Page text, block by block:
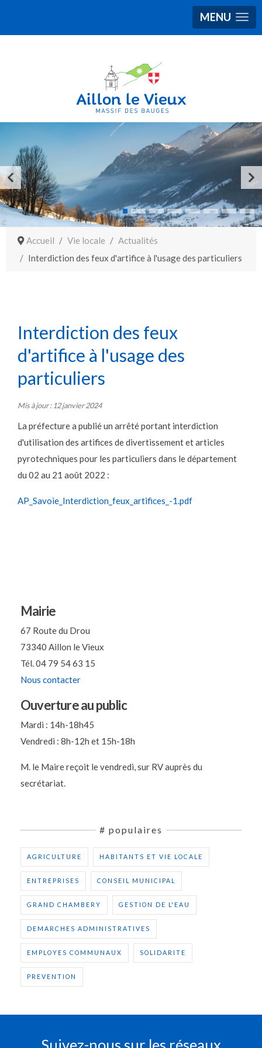
MENU
Accueil Vie locale
Actualités
Interdiction des feux d'artifice à l'usage des particuliers
Mairie
67 Route du Drou
73340 Aillon le Vieux
Tél. 04 79 54 63 15
Nous contacter
Ouverture au public
Mardi : 14h-18h45
Vendredi : 8h-12h et 15h-18h
M. le Maire reçoit le vendredi, sur RV auprès du
secrétariat.
# populaires
AGRICULTURE HABITANTS ET VIE LOCALE
ENTREPRISES CONSEIL MUNICIPAL
GRAND CHAMBERY GESTION DE L'EAU
DEMARCHES ADMINISTRATIVES
EMPLOYES COMMUNAUX SOLIDARITE
PREVENTION
Interdiction des feux
d'artifice à l'usage des
particuliers
Mis à jour : 12 janvier 2024
La préfecture a publié un arrêté portant interdiction
d'utilisation des artifices de divertissement et articles
pyrotechniques pour les particuliers dans le département
du 02 au 21 août 2022 :
AP_Savoie_Interdiction_feux_artifices_-1.pdf